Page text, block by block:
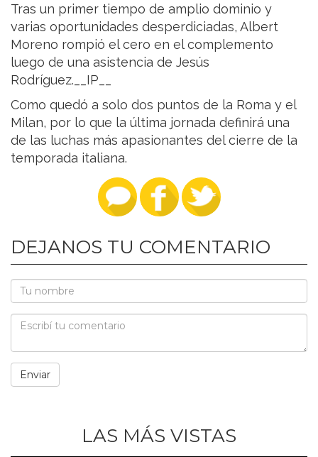
Tras un primer tiempo de amplio dominio y
varias oportunidades desperdiciadas, Albert
Moreno rompió el cero en el complemento
luego de una asistencia de Jesús
Rodríguez.__IP__
Como quedó a solo dos puntos de la Roma y el
Milan, por lo que la última jornada definirá una
de las luchas más apasionantes del cierre de la
temporada italiana.
DEJANOS TU COMENTARIO
LAS MÁS VISTAS